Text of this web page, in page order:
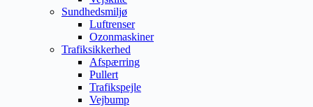
Sundhedsmiljø
Luftrenser
Ozonmaskiner
Trafiksikkerhed
Afspærring
Pullert
Trafikspejle
Vejbump